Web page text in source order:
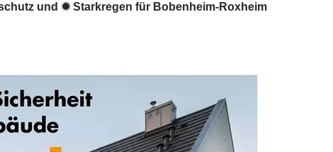
und ✹ Starkregen für Bobenheim-Roxheim